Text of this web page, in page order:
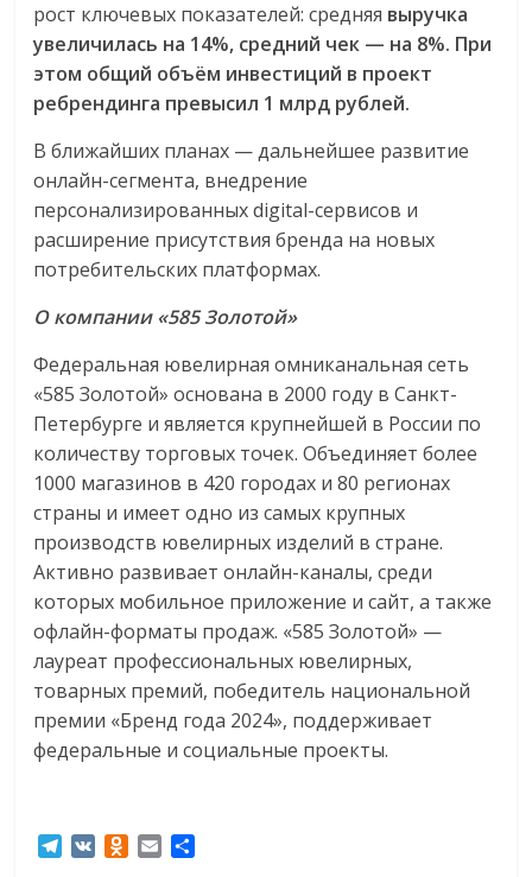
рост ключевых показателей: средняя выручка
увеличилась на 14%, средний чек — на 8%. При
этом общий объём инвестиций в проект
ребрендинга превысил 1 млрд рублей.
В ближайших планах — дальнейшее развитие
онлайн-сегмента, внедрение
персонализированных digital-сервисов и
расширение присутствия бренда на новых
потребительских платформах.
О компании «585 Золотой»
Федеральная ювелирная омниканальная сеть
«585 Золотой» основана в 2000 году вСанкт-
Петербурге и является крупнейшей в России по
количеству торговых точек. Объединяет более
1000 магазинов в 420 городах и 80 регионах
страны и имеет одно из самых крупных
производств ювелирных изделий в стране.
Активно развивает онлайн-каналы, среди
которых мобильное приложение и сайт, а также
офлайн-форматы продаж. «585 Золотой» —
лауреат профессиональных ювелирных,
товарных премий, победитель национальной
премии «Бренд года 2024», поддерживает
федеральные и социальные проекты.
T
O